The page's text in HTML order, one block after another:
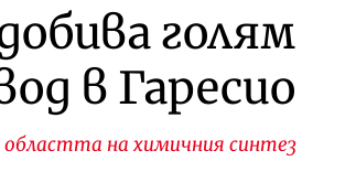
голям
в Гаресио
на химичния синтез